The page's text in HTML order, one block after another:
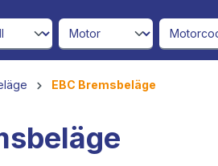
engineId
EBC Bremsbeläge